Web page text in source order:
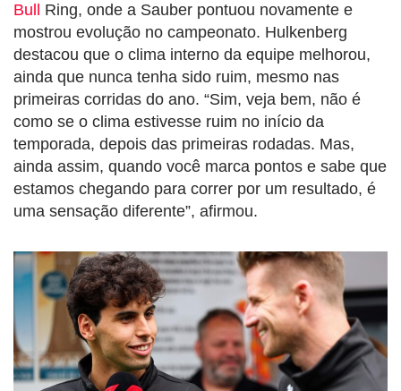
Bull
Ring, onde a Sauber pontuou novamente e
mostrou evolução no campeonato. Hulkenberg
destacou que o clima interno da equipe melhorou,
ainda que nunca tenha sido ruim, mesmo nas
primeiras corridas do ano. “Sim, veja bem, não é
como se o clima estivesse ruim no início da
temporada, depois das primeiras rodadas. Mas,
ainda assim, quando você marca pontos e sabe que
estamos chegando para correr por um resultado, é
uma sensação diferente”, afirmou.